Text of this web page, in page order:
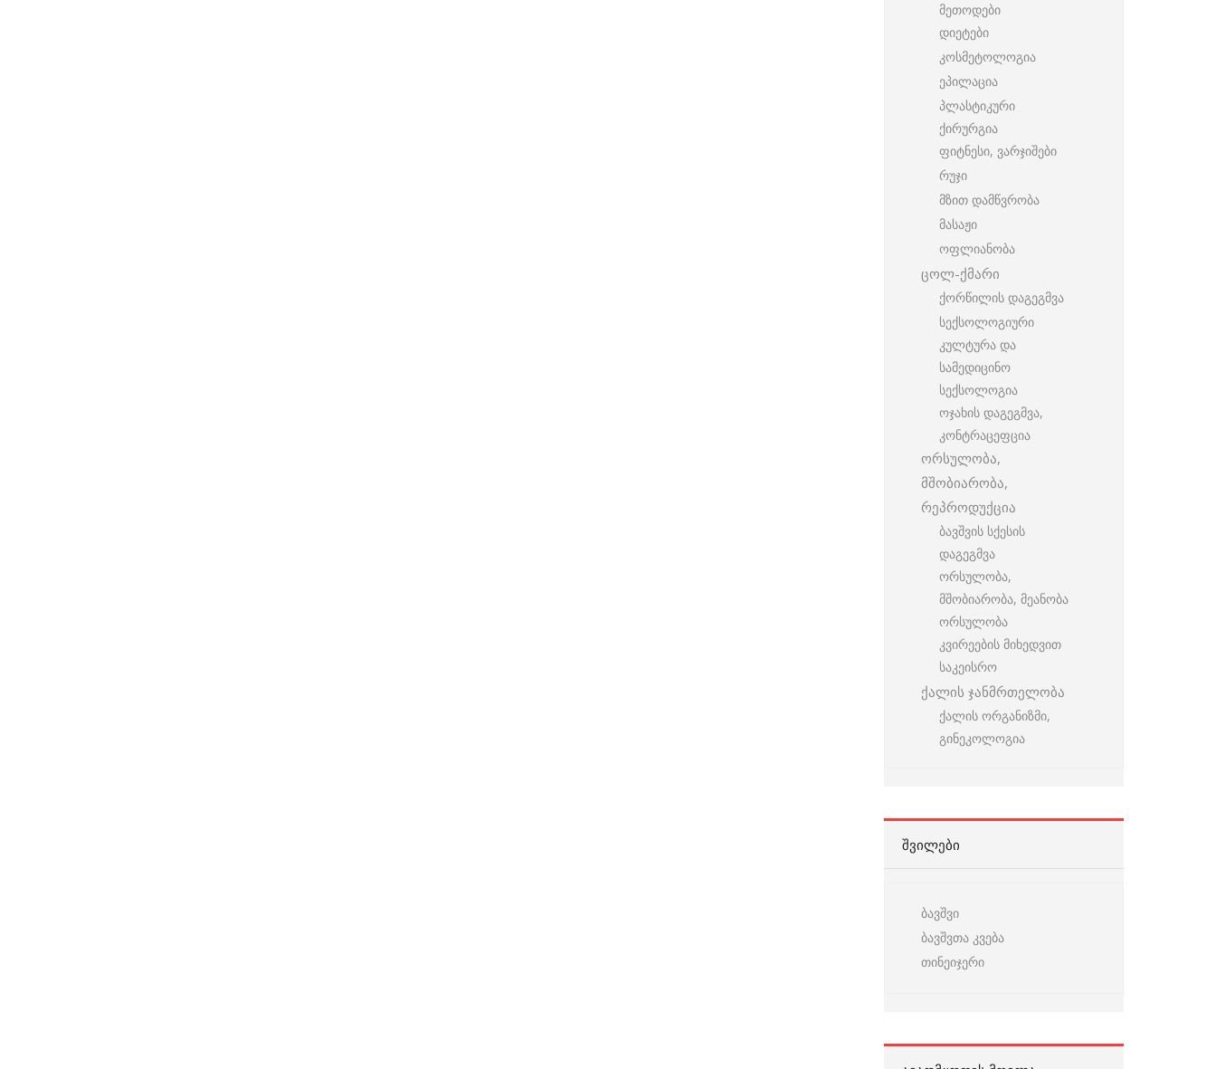
მეთოდები
დიეტები
კოსმეტოლოგია
ეპილაცია
პლასტიკური
ქირურგია
ფიტნესი, ვარჯიშები
რუჯი
მზით დამწვრობა
მასაჟი
ოფლიანობა
ცოლ-ქმარი
ქორწილის დაგეგმვა
სექსოლოგიური
კულტურა და
სამედიცინო
სექსოლოგია
ოჯახის დაგეგმვა,
კონტრაცეფცია
ორსულობა,
მშობიარობა,
რეპროდუქცია
ბავშვის სქესის
დაგეგმვა
ორსულობა,
მშობიარობა, მეანობა
ორსულობა
კვირეების მიხედვით
საკეისრო
ქალის ჯანმრთელობა
ქალის ორგანიზმი,
გინეკოლოგია
ᲨᲕᲘᲚᲔᲑᲘ
ბავშვი
ბავშვთა კვება
თინეიჯერი